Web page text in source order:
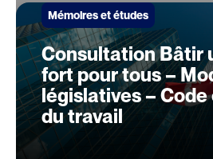
Mémoires et études
Consultation Bâtir
fort pour tous –
législatives –
du travail